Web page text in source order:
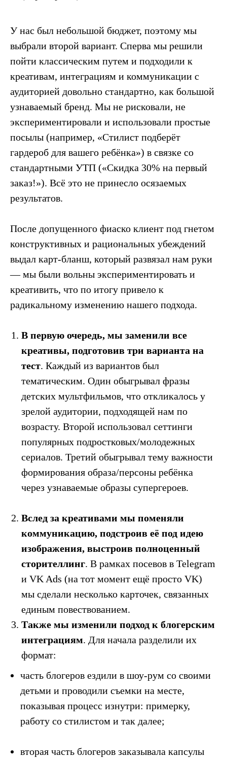
У нас был небольшой бюджет, поэтому мы
выбрали второй вариант. Сперва мы решили
пойти классическим путем и подходили к
креативам, интеграциям и коммуникации с
аудиторией довольно стандартно, как большой
узнаваемый бренд. Мы не рисковали, не
экспериментировали и использовали простые
посылы (например, «Стилист подберёт
гардероб для вашего ребёнка») в связке со
стандартными УТП («Скидка 30% на первый
заказ!»). Всё это не принесло осязаемых
результатов.
После допущенного фиаско клиент под гнетом
конструктивных и рациональных убеждений
выдал карт-бланш, который развязал нам руки
— мы были вольны экспериментировать и
креативить, что по итогу привело к
радикальному изменению нашего подхода.
В первую очередь, мы заменили все
креативы, подготовив три варианта на
тест. Каждый из вариантов был
тематическим. Один обыгрывал фразы
детских мультфильмов, что откликалось у
зрелой аудитории, подходящей нам по
возрасту. Второй использовал сеттинги
популярных подростковых/молодежных
сериалов. Третий обыгрывал тему важности
формирования образа/персоны ребёнка
через узнаваемые образы супергероев.
Вслед за креативами мы поменяли
коммуникацию, подстроив её под идею
изображения, выстроив полноценный
сторителлинг. В рамках посевов в Telegram
и VK Ads (на тот момент ещё просто VK)
мы сделали несколько карточек, связанных
единым повествованием.
Также мы изменили подход к блогерским
интеграциям. Для начала разделили их
формат:
часть блогеров ездили в шоу-рум со своими
детьми и проводили съемки на месте,
показывая процесс изнутри: примерку,
работу со стилистом и так далее;
вторая часть блогеров заказывала капсулы